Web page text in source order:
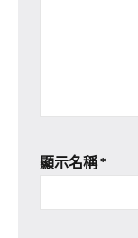
顯示名稱*